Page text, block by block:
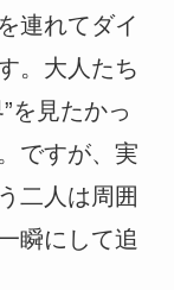
連れてダイ
。大人たち
を見たかっ
ですが、実
二人は周囲
瞬にして追